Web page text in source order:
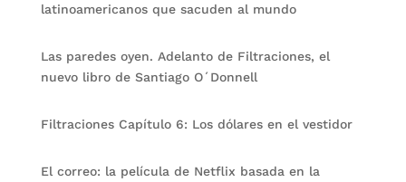
latinoamericanos que sacuden al mundo
Las paredes oyen. Adelanto de Filtraciones, el
nuevo libro de Santiago O´Donnell
Filtraciones Capítulo 6: Los dólares en el vestidor
El correo: la película de Netflix basada en la